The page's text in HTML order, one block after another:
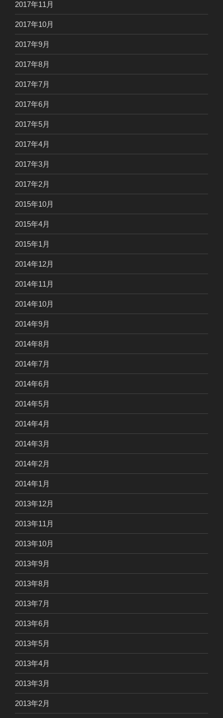
2017年11月
2017年10月
2017年9月
2017年8月
2017年7月
2017年6月
2017年5月
2017年4月
2017年3月
2017年2月
2015年10月
2015年4月
2015年1月
2014年12月
2014年11月
2014年10月
2014年9月
2014年8月
2014年7月
2014年6月
2014年5月
2014年4月
2014年3月
2014年2月
2014年1月
2013年12月
2013年11月
2013年10月
2013年9月
2013年8月
2013年7月
2013年6月
2013年5月
2013年4月
2013年3月
2013年2月